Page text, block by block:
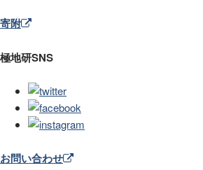
寄附
極地研SNS
お問い合わせ